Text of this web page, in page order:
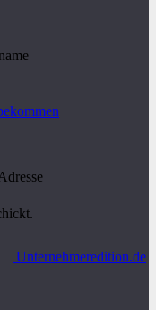
Unternehmeredition.de